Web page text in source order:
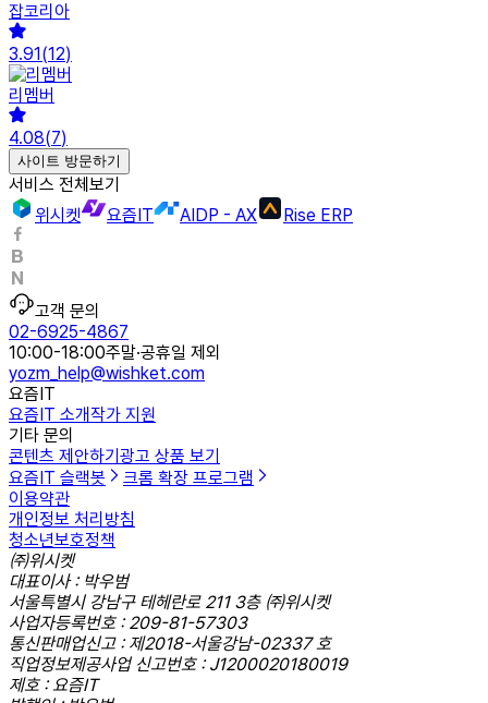
잡코리아
3.91(12)
리멤버
4.08(7)
사이트 방문하기
서비스 전체보기
위시켓
요즘IT AIDP - AX Rise ERP
고객 문의
02-6925-4867
10:00-18:00주말·공휴일 제외
yozm_help@wishket.com
요즘IT
요즘IT 소개작가 지원
기타 문의
콘텐츠 제안하기광고 상품 보기
요즘IT 슬랙봇
크롬 확장 프로그램
이용약관
개인정보 처리방침
청소년보호정책
㈜위시켓
대표이사 : 박우범
서울특별시 강남구 테헤란로 211 3층 ㈜위시켓
사업자등록번호 : 209-81-57303
통신판매업신고 : 제2018-서울강남-02337 호
직업정보제공사업 신고번호 : J1200020180019
제호 : 요즘IT